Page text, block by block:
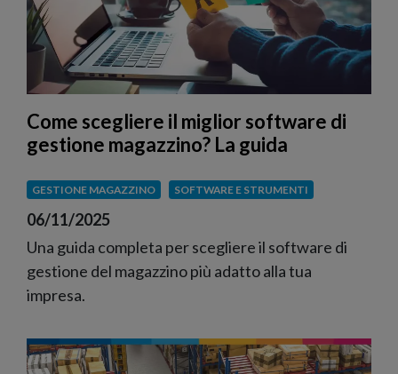
Come scegliere il miglior software di
gestione magazzino? La guida
GESTIONE MAGAZZINO SOFTWARE E STRUMENTI
06/11/2025
Una guida completa per scegliere il software di
gestione del magazzino più adatto alla tua
impresa.